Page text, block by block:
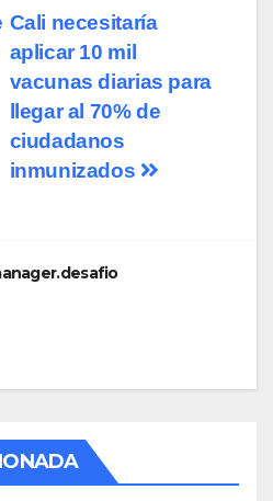
Cali necesitaría
aplicar 10 mil
vacunas diarias para
llegar al 70% de
ciudadanos
inmunizados